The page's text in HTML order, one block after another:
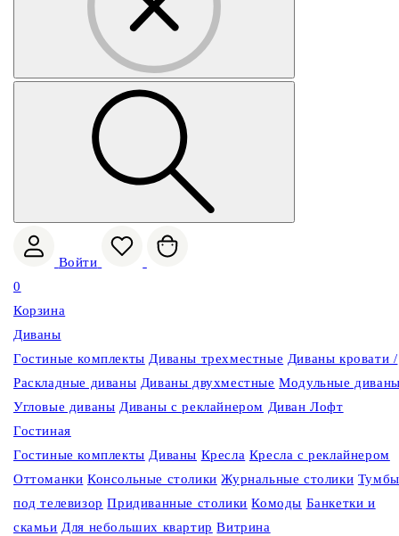
Войти
0
Корзина
Диваны
Гостиные комплекты Диваны трехместные Диваны кровати /
Раскладные диваны Диваны двухместные Модульные
Угловые диваны Диваны c реклайнером Диван Лофт
Гостиная
Гостиные комплекты Диваны Кресла Кресла c реклайнером
Оттоманки Консольные столики Журнальные столики Тумбы
под телевизор Придиванные столики Комоды Банкетки и
скамьи Для небольших квартир Витрина